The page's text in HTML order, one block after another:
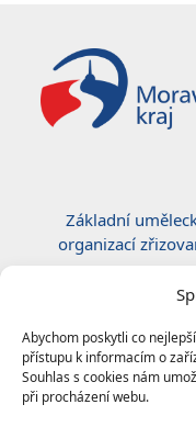
Abychom poskytli co
přístupu k informacím o
Souhlas s cookies nám
při procházení webu.
Základní
organizací